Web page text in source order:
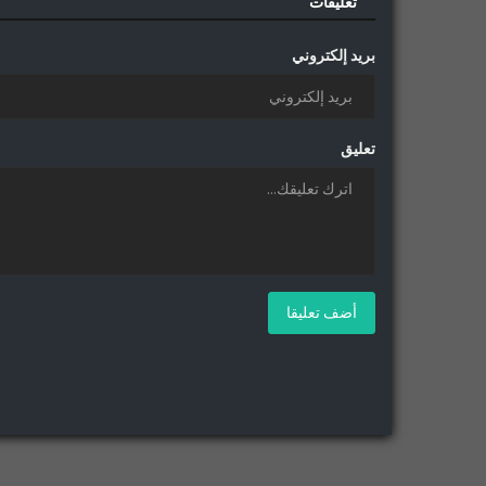
بريد إلكتروني
تعليق
أضف تعليقا